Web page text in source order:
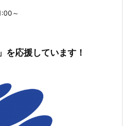
～
を応援しています！